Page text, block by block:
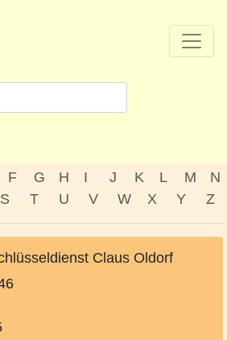
F G H I J K L M
N
S T U V W X Y Z
Claus Oldorf